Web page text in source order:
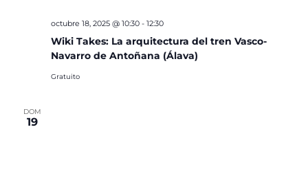
Wiki Takes: La arquitectura del tren Vasco-
Navarro de Antoñana (Álava)
octubre 18, 2025 @ 10:30- 12:30
Gratuito
DOM
19